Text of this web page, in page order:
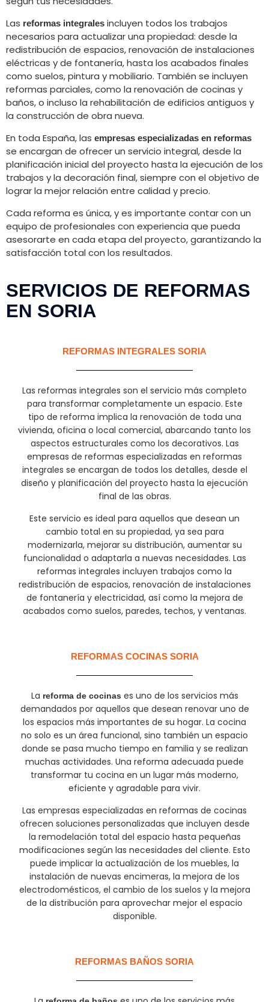
Las reformas integrales incluyen todos los trabajos
necesarios para actualizar una propiedad: desde la
redistribución de espacios, renovación de instalaciones
eléctricas y de fontanería, hasta los acabados finales
como suelos, pintura y mobiliario. También se incluyen
reformas parciales, como la renovación de cocinas y
baños, o incluso la rehabilitación de edificios antiguos y
la construcción de obra nueva.
En toda España, las empresas especializadas en reformas
se encargan de ofrecer un servicio integral, desde la
planificación inicial del proyecto hasta la ejecución de los
trabajos y la decoración final, siempre con el objetivo de
lograr la mejor relación entre calidad y precio.
Cada reforma es única, y es importante contar con un
equipo de profesionales con experiencia que pueda
asesorarte en cada etapa del proyecto, garantizando la
satisfacción total con los resultados.
SERVICIOS DE REFORMAS
EN SORIA
REFORMAS INTEGRALES SORIA
Las reformas integrales son el servicio más completo
para transformar completamente un espacio. Este
tipo de reforma implica la renovación de toda una
vivienda, oficina o local comercial, abarcando tanto los
aspectos estructurales como los decorativos. Las
empresas de reformas especializadas en reformas
integrales se encargan de todos los detalles, desde el
diseño y planificación del proyecto hasta la ejecución
final de las obras.
Este servicio es ideal para aquellos que desean un
cambio total en su propiedad, ya sea para
modernizarla, mejorar su distribución, aumentar su
funcionalidad o adaptarla a nuevas necesidades. Las
reformas integrales incluyen trabajos como la
redistribución de espacios, renovación de instalaciones
de fontanería y electricidad, así como la mejora de
acabados como suelos, paredes, techos, y ventanas.
REFORMAS COCINAS SORIA
La reforma de cocinas es uno de los servicios más
demandados por aquellos que desean renovar uno de
los espacios más importantes de su hogar. La cocina
no solo es un área funcional, sino también un espacio
donde se pasa mucho tiempo en familia y se realizan
muchas actividades. Una reforma adecuada puede
transformar tu cocina en un lugar más moderno,
eficiente y agradable para vivir.
Las empresas especializadas en reformas de cocinas
ofrecen soluciones personalizadas que incluyen desde
la remodelación total del espacio hasta pequeñas
modificaciones según las necesidades del cliente. Esto
puede implicar la actualización de los muebles, la
instalación de nuevas encimeras, la mejora de los
electrodomésticos, el cambio de los suelos y la mejora
de la distribución para aprovechar mejor el espacio
disponible.
REFORMAS BAÑOS SORIA